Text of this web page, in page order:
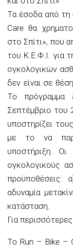
Τα έσοδα από τη
Care θα
στο Σπίτι», που
του Κ.Ε.Φ.Ι. για
ογκολογικών
δεν είναι σε
Το πρόγραμμα
Σεπτέμβριο του
υποστηρίζει
με το να
υποστήριξη.
ογκολογικούς
προϋποθέσεις:
αδυναμία
κατάσταση.
Για
Το Run – Bike –